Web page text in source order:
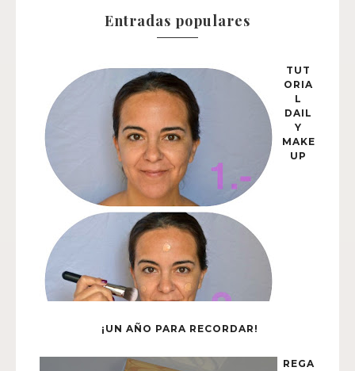
Entradas populares
TUT
ORIA
L
DAIL
Y
MAKE
UP
¡UN AÑO PARA RECORDAR!
REGA